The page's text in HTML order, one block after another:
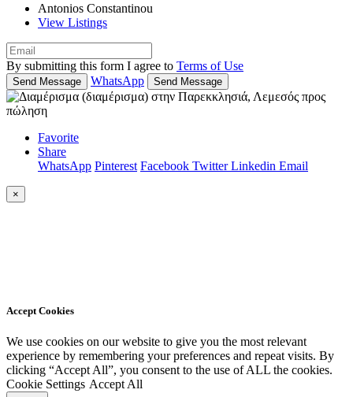
Antonios Constantinou
View Listings
By submitting this form I agree to Terms of Use
Send Message WhatsApp Send Message
Favorite
Share
WhatsApp Pinterest Facebook TwitterLinkedin Email
×
Accept Cookies
We use cookies on our website to give you the most relevant
experience by remembering your preferences and repeat visits. By
clicking “Accept All”, you consent to the use of ALL the cookies.
Cookie Settings Accept All